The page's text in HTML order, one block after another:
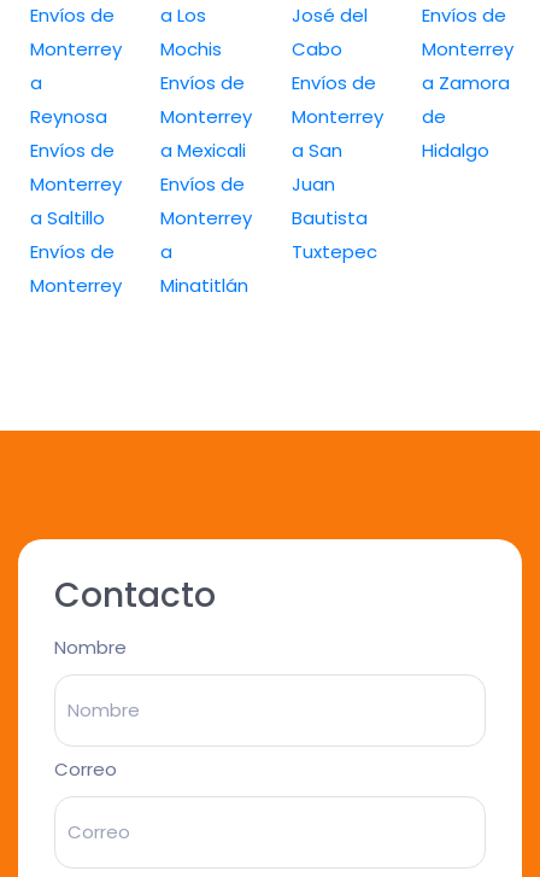
Envíos de
Monterrey
a
Reynosa
Envíos de
Monterrey
a Saltillo
Envíos de
Monterrey
a Los
Mochis
Envíos de
Monterrey
a Mexicali
Envíos de
Monterrey
a
Minatitlán
José del
Cabo
Envíos de
Monterrey
a San
Juan
Bautista
Tuxtepec
Envíos de
Monterrey
a Zamora
de
Hidalgo
Contacto
Nombre
Correo